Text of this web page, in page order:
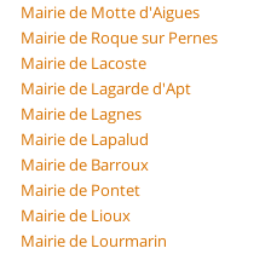
Mairie de Motte d'Aigues
Mairie de Roque sur Pernes
Mairie de Lacoste
Mairie de Lagarde d'Apt
Mairie de Lagnes
Mairie de Lapalud
Mairie de Barroux
Mairie de Pontet
Mairie de Lioux
Mairie de Lourmarin